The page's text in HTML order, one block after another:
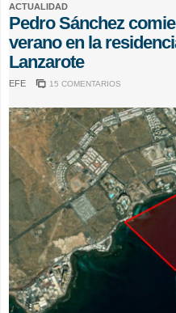
ACTUALIDAD
Pedro Sánchez
verano en la
Lanzarote
EFE 15 COMENTARIOS